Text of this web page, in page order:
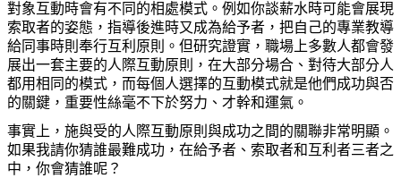
對象互動時會有不同的相處模式。 例如你談薪水時可能會展現
索取者的姿態，指導後進時又成為給予者，把自己的專業教導
給同事時則奉行互利原則。但研究證實，職場上多數人都會發
展出一套主要的人際互動原則，在大部分場合、對待大部分人
都用相同的模式，而每個人選擇的互動模式就是他們成功與否
的關鍵，重要性絲毫不下於努力、才幹和運氣。
事實上，施與受的人際互動原則與成功之間的關聯非常明顯。
如果我請你猜誰最難成功，在給予者、索取者和互利者三者之
中，你會猜誰呢？